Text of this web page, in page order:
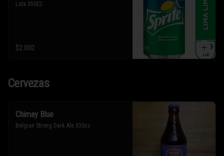
Lata 350CC
$2.000
Cervezas
Chimay Blue
Belgian Strong Dark Ale 330cc